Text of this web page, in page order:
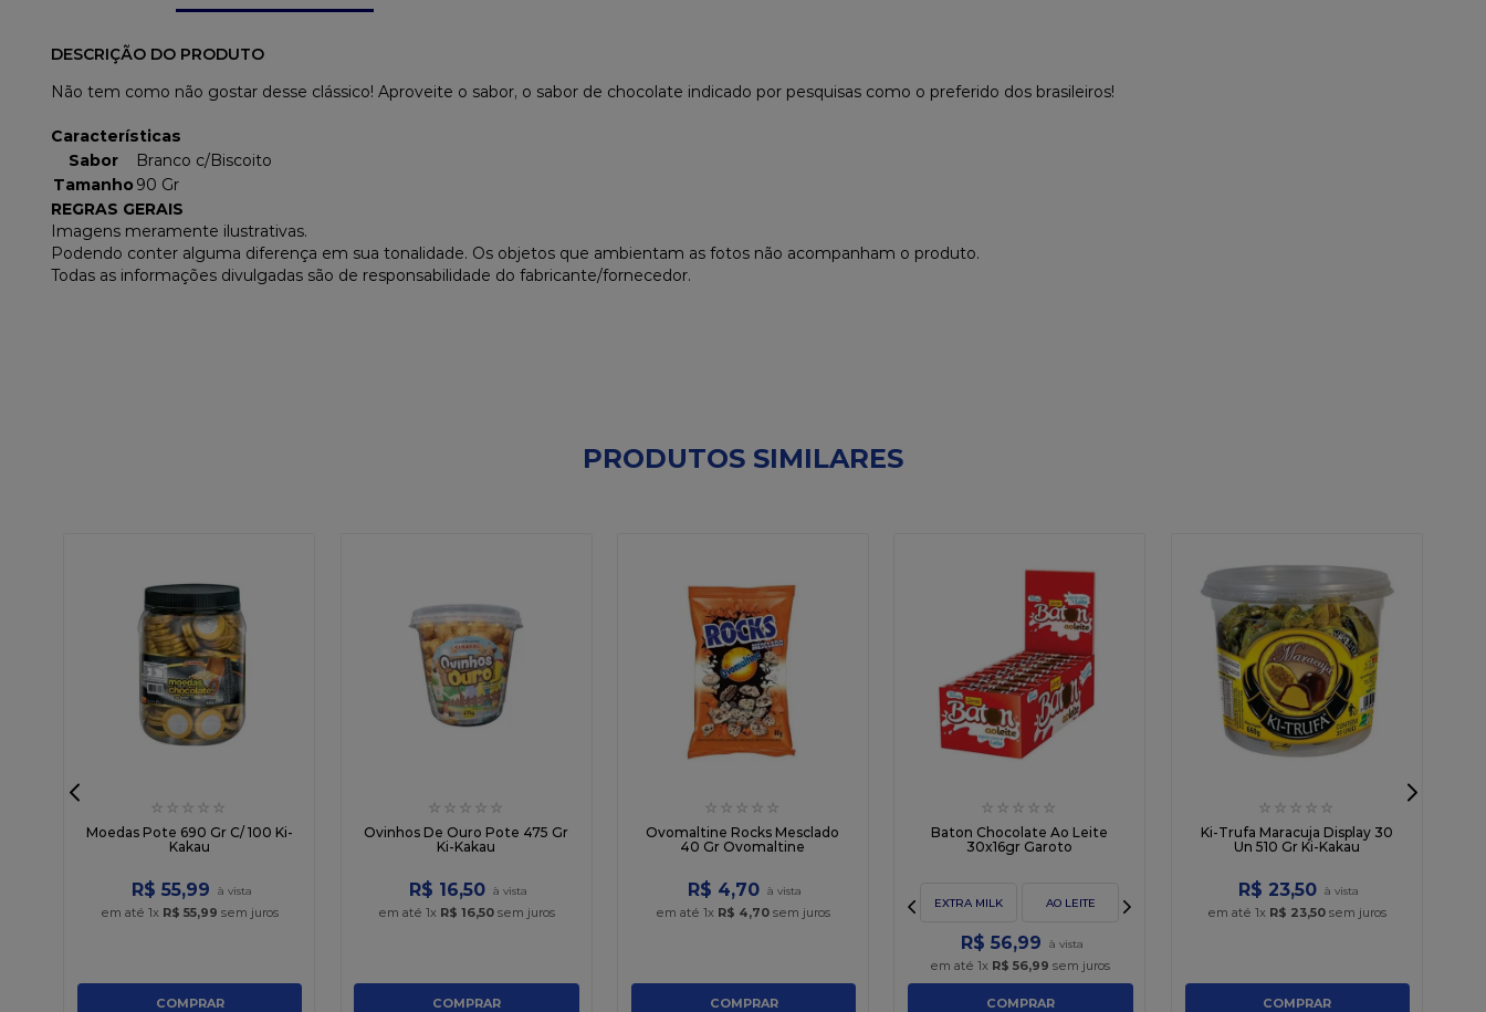
DESCRIÇÃO DO PRODUTO
Não tem como não gostar desse clássico! Aproveite o sabor, o sabor de chocolate indicado por pesquisas como o preferido dos brasileiros!
Características
Sabor
Branco c/Biscoito
Tamanho 90 Gr
REGRAS GERAIS
Imagens meramente ilustrativas.
Podendo conter alguma diferença em sua tonalidade. Os objetos que ambientam as fotos não acompanham o produto.
Todas as informações divulgadas são de responsabilidade do fabricante/fornecedor.
PRODUTOS SIMILARES
☆ ☆ ☆ ☆ ☆
Moedas Pote 690 Gr C/ 100 Ki-
Kakau
R$ 55,99
em até 1x R$ 55,99 sem juros
COMPRAR
☆ ☆ ☆ ☆ ☆
Ovinhos De Ouro Pote 475 Gr
Ki-Kakau
R$ 16,50
em até 1x R$ 16,50sem juros
COMPRAR
☆ ☆ ☆ ☆ ☆
Ovomaltine Rocks Mesclado
40 Gr Ovomaltine
R$ 4,70
em até 1x R$ 4,70sem juros
COMPRAR
☆ ☆ ☆ ☆ ☆
Baton Chocolate Ao Leite
30x16gr Garoto
EXTRA MILK AO LEITE
R$ 56,99
em até 1x R$ 56,99 sem juros
COMPRAR
☆ ☆ ☆ ☆ ☆
Ki-Trufa Maracuja Display 30
Un 510 Gr Ki-Kakau
R$ 23,50
em até 1x R$ 23,50sem juros
COMPRAR